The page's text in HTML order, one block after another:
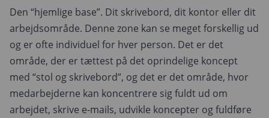
Den “hjemlige base”. Dit skrivebord, dit kontor eller dit
arbejdsområde. Denne zone kan se meget forskellig ud
og er ofte individuel for hver person. Det er det
område, der er tættest på det oprindelige koncept
med “stol og skrivebord”, og det er det område, hvor
medarbejderne kan koncentrere sig fuldt ud om
arbejdet, skrive e-mails, udvikle koncepter og fuldføre